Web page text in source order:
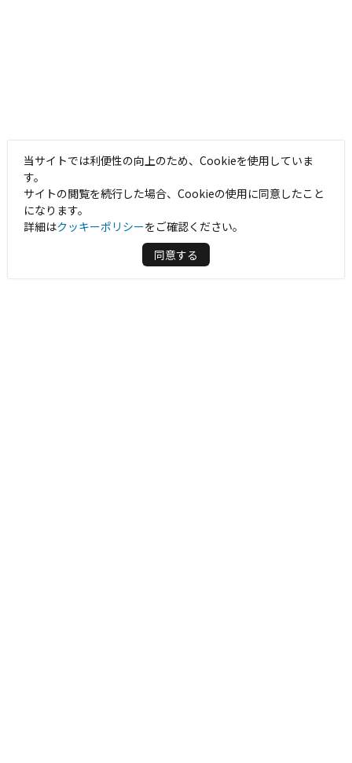
当サイトでは利便性の向上のため、Cookieを使用していま
す。
サイトの閲覧を続行した場合、Cookieの使用に同意したこと
になります。
詳細はクッキーポリシーをご確認ください。
同意する